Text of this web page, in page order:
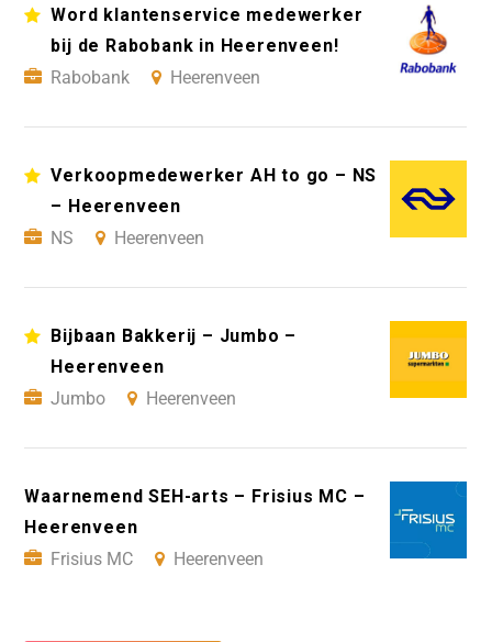
Word klantenservice medewerker
bij de Rabobank in Heerenveen!
Rabobank
Heerenveen
Verkoopmedewerker AH to go – NS
– Heerenveen
NS
Heerenveen
Bijbaan Bakkerij – Jumbo –
Heerenveen
Jumbo
Heerenveen
Waarnemend SEH-arts – Frisius MC –
Heerenveen
Frisius MC
Heerenveen